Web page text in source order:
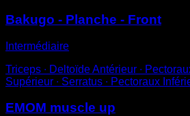
Bakugo - Planche - Front
Intermédiaire
Triceps ∙ Deltoïde Antérieur ∙
Supérieur ∙ Serratus ∙ Pectoraux
EMOM muscle up